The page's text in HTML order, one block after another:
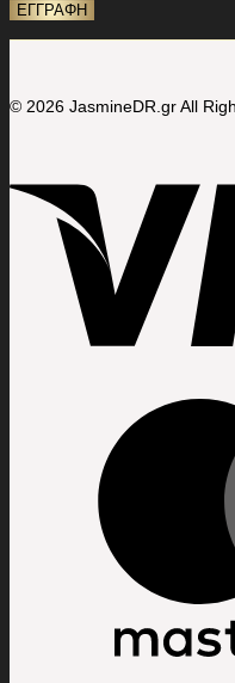
© 2026 JasmineDR.gr All